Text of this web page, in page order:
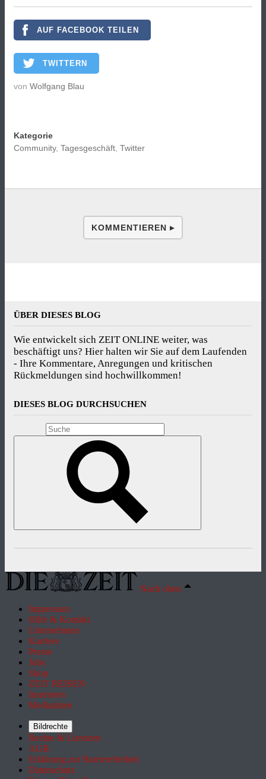
AUF FACEBOOK TEILEN
TWITTERN
von Wolfgang Blau
Kategorie
Community, Tagesgeschäft Twitter
KOMMENTIEREN ▸
ÜBER DIESES BLOG
Wie entwickelt sich ZEIT ONLINE weiter, was
beschäftigt uns? Hier halten wir Sie auf dem Laufenden
- Ihre Kommentare, Anregungen und kritischen
Rückmeldungen sind hochwillkommen!
DIESES BLOG DURCHSUCHEN
Nach oben
Impressum
Hilfe & Kontakt
Unternehmen
Karriere
Presse
Jobs
Shop
ZEIT REISEN
Inserieren
Mediadaten
Bildrechte
Rechte & Lizenzen
AGB
Erklärung zur Barrierefreiheit
Datenschutz